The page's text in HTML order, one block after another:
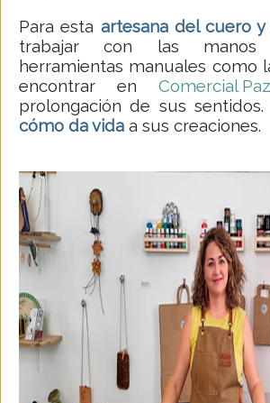
Para esta artesana del cuero
trabajar con las
herramientas manuales como
encontrar en Comercial
prolongación de sus
cómo da vida a sus creaciones.